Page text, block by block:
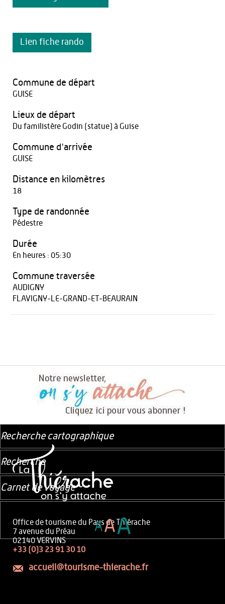
Lien fiche rando
Commune de départ
GUISE
Lieux de départ
Du familistère Godin (statue) à Guise
Commune d'arrivée
GUISE
Distance en kilomètres
18
Type de randonnée
Pédestre
Durée
En heures : 05:30
Commune traversée
AUDIGNY
FLAVIGNY-LE-GRAND-ET-BEAURAIN
Office de tourisme du Pays de Thiérache
7 avenue du Préau
02140 VERVINS
+33 (0)3 23 91 30 10
accueil@tourisme-thierache.fr
Recherche cartographique
Recherche
Carnet de voyage
AAA